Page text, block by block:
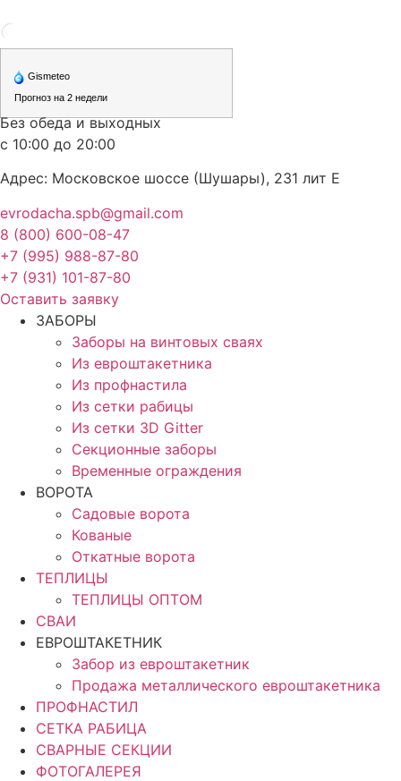
к
содержимому
Без обеда и выходных
с 10:00 до 20:00
Адрес: Московское шоссе (Шушары), 231 лит Е
evrodacha.spb@gmail.com
8 (800) 600-08-47
+7 (995) 988-87-80
+7 (931) 101-87-80
Оставить заявку
ЗАБОРЫ
Заборы на винтовых сваях
Из евроштакетника
Из профнастила
Из сетки рабицы
Из сетки 3D Gitter
Секционные заборы
Временные ограждения
ВОРОТА
Садовые ворота
Кованые
Откатные ворота
ТЕПЛИЦЫ
ТЕПЛИЦЫ ОПТОМ
СВАИ
ЕВРОШТАКЕТНИК
Забор из евроштакетник
Продажа металлического евроштакетника
ПРОФНАСТИЛ
СЕТКА РАБИЦА
СВАРНЫЕ СЕКЦИИ
ФОТОГАЛЕРЕЯ